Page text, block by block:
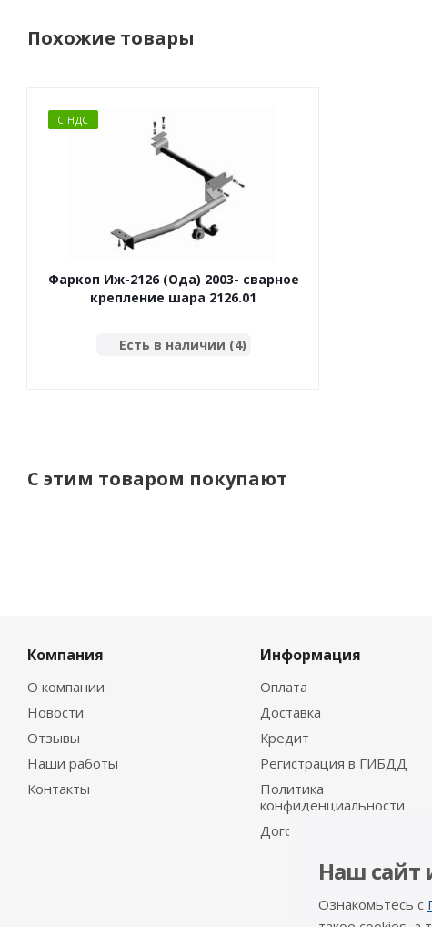
Похожие товары
С НДС
Фаркоп Иж-2126 (Ода) 2003- сварное
крепление шара 2126.01
Есть в наличии (4)
С этим товаром покупают
Компания
О компании
Новости
Отзывы
Наши работы
Контакты
Информация
Оплата
Доставка
Кредит
Регистрация в ГИБДД
Политика
конфиденциальности
Договор-оферта
Наш сайт
Ознакомьтесь с